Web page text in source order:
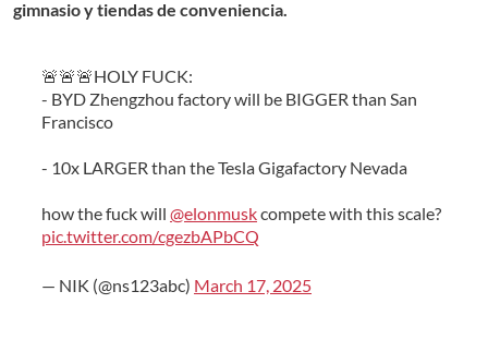
gimnasio y tiendas de conveniencia.
🚨🚨🚨HOLY FUCK:
- BYD Zhengzhou factory will be BIGGER than San
Francisco
- 10x LARGER than the Tesla Gigafactory Nevada
how the fuck will @elonmuskcompete with this scale?
pic.twitter.com/cgezbAPbCQ
— NIK (@ns123abc) March 17, 2025